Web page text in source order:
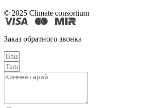
© 2025 Climate consortium
Заказ обратного звонка